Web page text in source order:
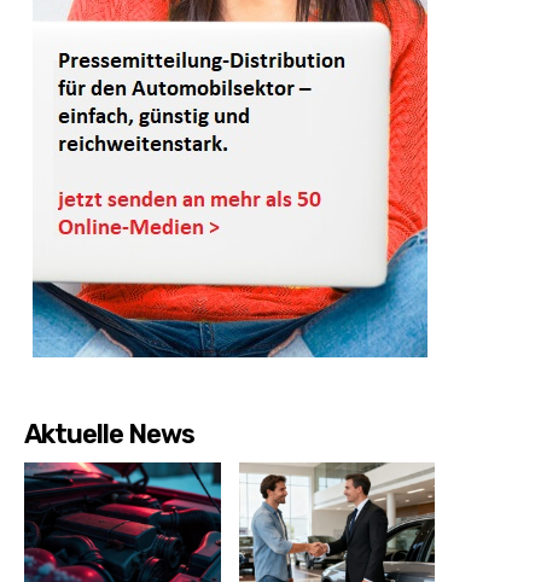
Aktuelle News